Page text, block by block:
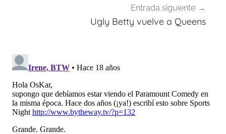
Entrada siguiente
Ugly Betty vuelve a Queens